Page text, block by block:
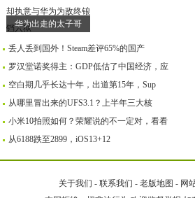
华为出走的太子哥
丢人丢到国外！Steam差评65%的国产
罗汉堂诺奖得主：GDP低估了中国经济，应
空白期几乎长达十年，出道第15年，Sup
从哪里冒出来的UFS3.1？上半年三大核
小米10拍照如何？荣耀说的不一定对，看看
从6188跌至2899，iOS13+12
关于我们 - 联系我们 - 老版地图 - 网